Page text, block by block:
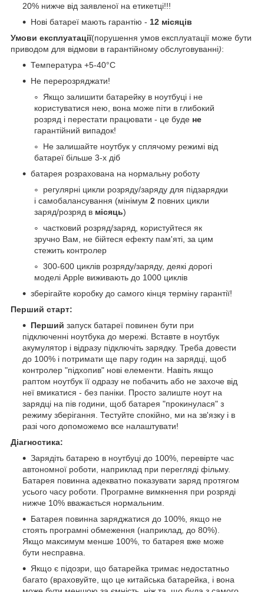
20% нижче від заявленої на етикетці!!!
Нові батареї мають гарантію - 12 місяців
Умови експлуатації(порушення умов експлуатації може бути
приводом для відмови в гарантійному обслуговуванні):
Температура +5-40°С
Не перерозряджати!
Якщо залишити батарейку в ноутбуці і не
користуватися нею, вона може піти в глибокий
розряд і перестати працювати - це буде не
гарантійний випадок!
Не залишайте ноутбук у сплячому режимі від
батареї більше 3-х діб
батарея розрахована на нормальну роботу
регулярні цикли розряду/заряду для підзарядки
і самобалансування (мінімум 2 повних цикли
заряд/розряд в місяць)
частковий розряд/заряд, користуйтеся як
зручно Вам, не бійтеся ефекту пам'яті, за цим
стежить контролер
300-600 циклів розряду/заряду, деякі дорогі
моделі Apple виживають до 1000 циклів
зберігайте коробку до самого кінця терміну гарантії!
Перший старт:
Перший запуск батареї повинен бути при
підключенні ноутбука до мережі. Вставте в ноутбук
акумулятор і відразу підключіть зарядку. Треба довести
до 100% і потримати ще пару годин на зарядці, щоб
контролер "підхопив" нові елементи. Навіть якщо
раптом ноутбук її одразу не побачить або не захоче від
неї вмикатися - без паніки. Просто залиште ноут на
зарядці на пів години, щоб батарея "прокинулася" з
режиму зберігання. Тестуйте спокійно, ми на зв'язку і в
разі чого допоможемо все налаштувати!
Діагностика:
Зарядіть батарею в ноутбуці до 100%, перевірте час
автономної роботи, наприклад при перегляді фільму.
Батарея повинна адекватно показувати заряд протягом
усього часу роботи. Програмне вимкнення при розряді
нижче 10% вважається нормальним.
Батарея повинна заряджатися до 100%, якщо не
стоять програмні обмеження (наприклад, до 80%).
Якщо максимум менше 100%, то батарея вже може
бути несправна.
Якщо є підозри, що батарейка тримає недостатньо
багато (враховуйте, що це китайська батарейка, і вона